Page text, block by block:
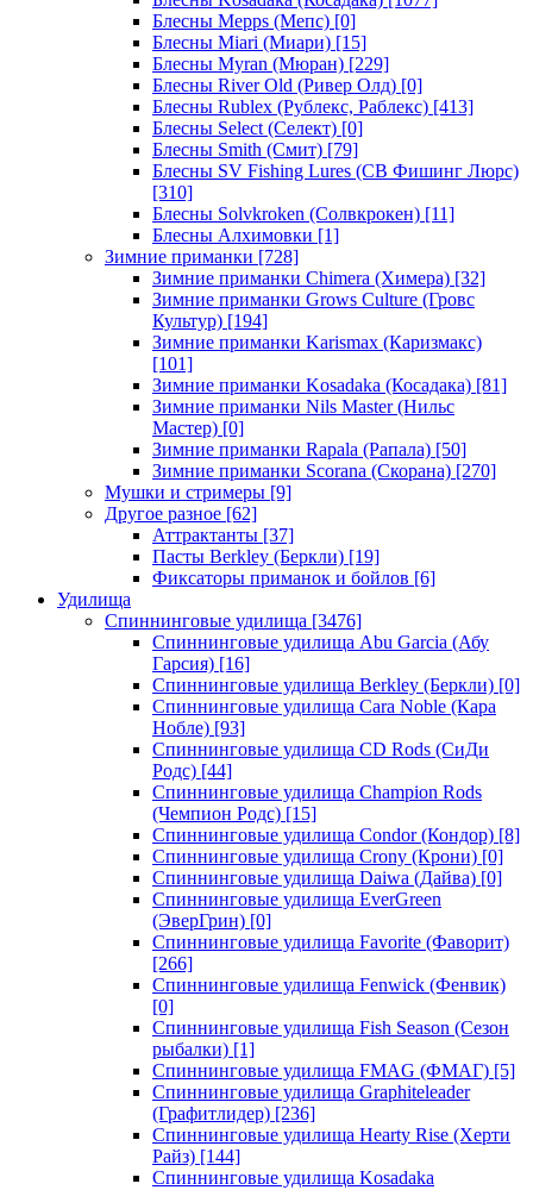
Блесны Mepps (Мепс) [0]
Блесны Miari (Миари) [15]
Блесны Myran (Мюран) [229]
Блесны River Old (Ривер Олд) [0]
Блесны Rublex (Рублекс, Раблекс) [413]
Блесны Select (Селект) [0]
Блесны Smith (Смит) [79]
Блесны SV Fishing Lures (СВ Фишинг Люрс)
[310]
Блесны Solvkroken (Солвкрокен) [11]
Блесны Алхимовки [1]
Зимние приманки [728]
Зимние приманки Chimera (Химера) [32]
Зимние приманки Grows Culture (Гровс
Культур) [194]
Зимние приманки Karismax (Каризмакс)
[101]
Зимние приманки Kosadaka (Косадака) [81]
Зимние приманки Nils Master (Нильс
Мастер) [0]
Зимние приманки Rapala (Рапала) [50]
Зимние приманки Scorana (Скорана) [270]
Мушки и стримеры [9]
Другое разное [62]
Аттрактанты [37]
Пасты Berkley (Беркли) [19]
Фиксаторы приманок и бойлов [6]
Удилища
Спиннинговые удилища [3476]
Спиннинговые удилища Abu Garcia (Абу
Гарсия) [16]
Спиннинговые удилища Berkley (Беркли) [0]
Спиннинговые удилища Cara Noble (Кара
Нобле) [93]
Спиннинговые удилища CD Rods (СиДи
Родс) [44]
Спиннинговые удилища Champion Rods
(Чемпион Родс) [15]
Спиннинговые удилища Condor (Кондор) [8]
Спиннинговые удилища Crony (Крони) [0]
Спиннинговые удилища Daiwa (Дайва) [0]
Спиннинговые удилища EverGreen
(ЭверГрин) [0]
Спиннинговые удилища Favorite (Фаворит)
[266]
Спиннинговые удилища Fenwick (Фенвик)
[0]
Спиннинговые удилища Fish Season (Сезон
рыбалки) [1]
Спиннинговые удилища FMAG (ФМАГ) [5]
Спиннинговые удилища Graphiteleader
(Графитлидер) [236]
Спиннинговые удилища Hearty Rise (Херти
Райз) [144]
Спиннинговые удилища Kosadaka